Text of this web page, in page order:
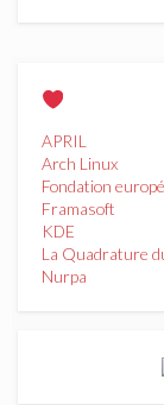
APRIL
Arch Linux
Fondation
Framasoft
KDE
La Quadrature
Nurpa